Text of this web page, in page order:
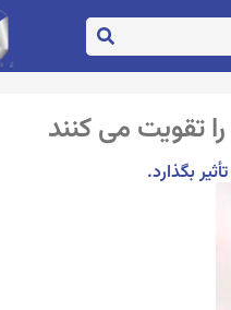
تقویت می کنند
بگذارد.